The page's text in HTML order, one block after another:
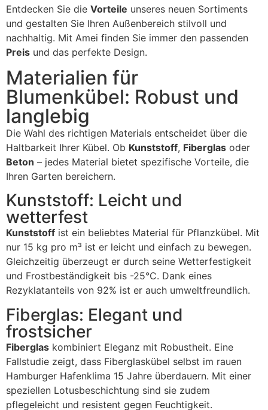
Entdecken Sie die Vorteile unseres neuen Sortiments
und gestalten Sie Ihren Außenbereich stilvoll und
nachhaltig. Mit Amei finden Sie immer den passenden
Preis und das perfekte Design.
Materialien für
Blumenkübel: Robust und
langlebig
Die Wahl des richtigen Materials entscheidet über die
Haltbarkeit Ihrer Kübel. Ob Kunststoff, Fiberglas oder
Beton – jedes Material bietet spezifische Vorteile, die
Ihren Garten bereichern.
Kunststoff: Leicht und
wetterfest
Kunststoff ist ein beliebtes Material für Pflanzkübel. Mit
nur 15 kg pro m³ ist er leicht und einfach zu bewegen.
Gleichzeitig überzeugt er durch seine Wetterfestigkeit
und Frostbeständigkeit bis -25°C. Dank eines
Rezyklatanteils von 92% ist er auch umweltfreundlich.
Fiberglas: Elegant und
frostsicher
Fiberglas kombiniert Eleganz mit Robustheit. Eine
Fallstudie zeigt, dass Fiberglaskübel selbst im rauen
Hamburger Hafenklima 15 Jahre überdauern. Mit einer
speziellen Lotusbeschichtung sind sie zudem
pflegeleicht und resistent gegen Feuchtigkeit.